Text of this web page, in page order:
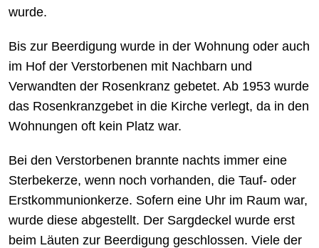
wurde.
Bis zur Beerdigung wurde in der Wohnung oder auch
im Hof der Verstorbenen mit Nachbarn und
Verwandten der Rosenkranz gebetet. Ab 1953 wurde
das Rosenkranzgebet in die Kirche verlegt, da in den
Wohnungen oft kein Platz war.
Bei den Verstorbenen brannte nachts immer eine
Sterbekerze, wenn noch vorhanden, die Tauf- oder
Erstkommunionkerze. Sofern eine Uhr im Raum war,
wurde diese abgestellt. Der Sargdeckel wurde erst
beim Läuten zur Beerdigung geschlossen. Viele der